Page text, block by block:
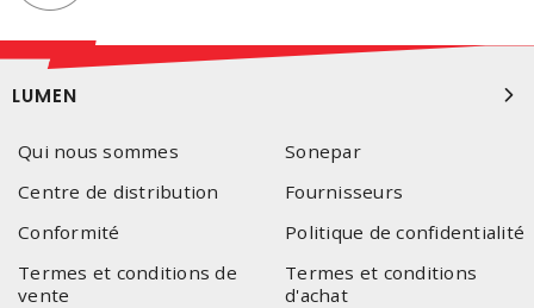
LUMEN
Qui nous sommes
Sonepar
Centre de distribution
Fournisseurs
Conformité
Politique de confidentialité
Termes et conditions de
vente
Termes et conditions
d'achat